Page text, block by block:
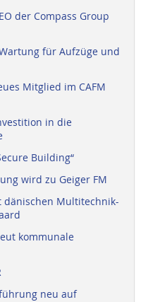
der Compass Group
für Aufzüge und
Mitglied im CAFM
in die
Building“
wird zu Geiger FM
Multitechnik-
kommunale
neu auf